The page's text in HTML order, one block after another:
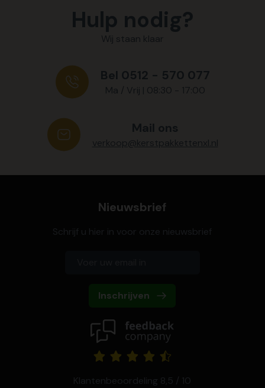
Hulp nodig?
Wij staan klaar
Bel 0512 - 570 077
Ma / Vrij | 08:30 - 17:00
Mail ons
verkoop@kerstpakkettenxl.nl
Nieuwsbrief
Schrijf u hier in voor onze nieuwsbrief
Inschrijven
Klantenbeoordeling 8,5 / 10